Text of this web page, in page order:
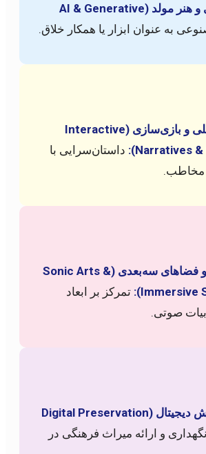
هوش مصنوعی و هنر مولد (AI & Generative
به عنوان ابزار یا همکار خلاق.
روایت‌های تعاملی و بازی‌سازی (Interactive
Narratives &
داستان‌سرایی با
مخاطب.
هنرهای صوتی و فضاهای سه‌بعدی (Sonic Arts &
Immersive
تمرکز بر ابعاد
صوتی.
حفاظت و نمایش دیجیتال (Digital Preservation
نگهداری و ارائه میراث فرهنگی در